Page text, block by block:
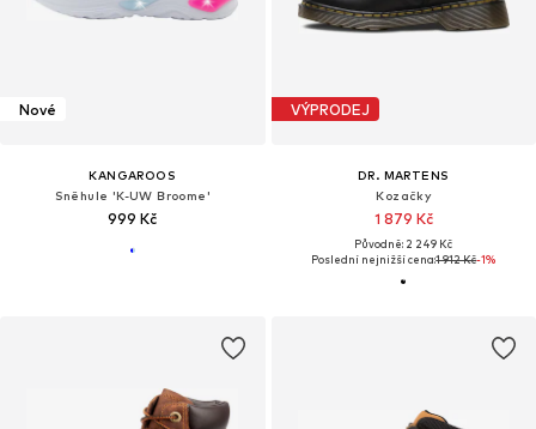
Nové
KANGAROOS
Sněhule 'K-UW Broome'
999 Kč
VÝPRODEJ
DR. MARTENS
Kozačky
1 879 Kč
Původně: 2 249 Kč
Poslední nejnižší cena:1 912 Kč-1%